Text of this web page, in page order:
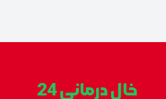
خال درمانی 24